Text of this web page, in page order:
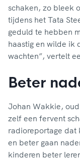
schaken, zo bleek
tijdens het Tata
geduld te hebben
haastig en wilde ik
wachten”, vertelt
Beter
Johan Wakkie,
zelf een fervent
radioreportage dat
en beter gaan
kinderen beter